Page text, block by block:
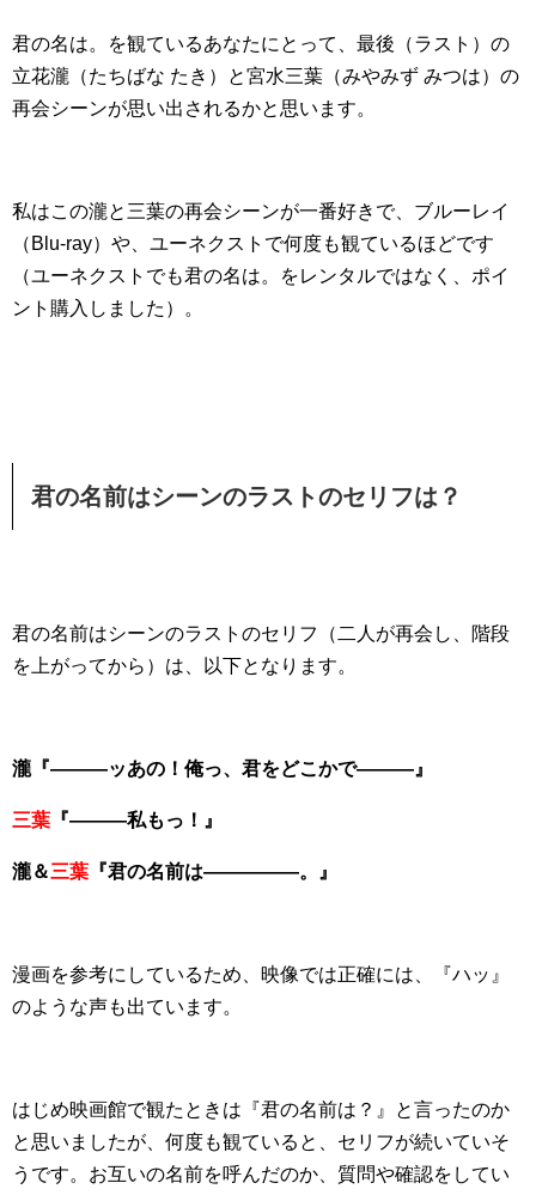
君の名は。を観ているあなたにとって、最後（ラスト）の
立花瀧（たちばな たき）と宮水三葉（みやみず みつは）の
再会シーンが思い出されるかと思います。
私はこの瀧と三葉の再会シーンが一番好きで、ブルーレイ
（Blu-ray）や、ユーネクストで何度も観ているほどです
（ユーネクストでも君の名は。をレンタルではなく、ポイ
ント購入しました）。
君の名前はシーンのラストのセリフは？
君の名前はシーンのラストのセリフ（二人が再会し、階段
を上がってから）は、以下となります。
瀧『―――ッあの！俺っ、君をどこかで―――』
三葉 『―――私もっ！』
瀧＆三葉 『君の名前は―――――。』
漫画を参考にしているため、映像では正確には、『ハッ』
のような声も出ています。
はじめ映画館で観たときは『君の名前は？』と言ったのか
と思いましたが、何度も観ていると、セリフが続いていそ
うです。お互いの名前を呼んだのか、質問や確認をしてい